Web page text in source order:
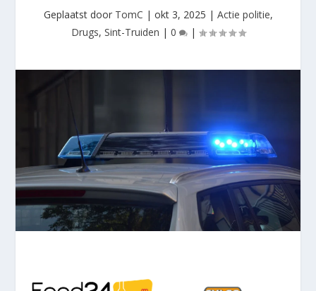
Geplaatst door TomC | okt 3, 2025 | Actie politie,
Drugs, Sint-Truiden | 0 |